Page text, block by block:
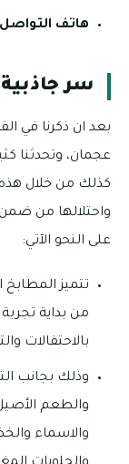
هاتف
سر
بعد ان ذكرنا في
عجمان، وتحدثنا
كذلك من خلال هذه
واحتلالها من
على النحو الآتي:
تتميز
من بداية
بالاحتفالات
وذلك بجانب
والطعم
والاسماء